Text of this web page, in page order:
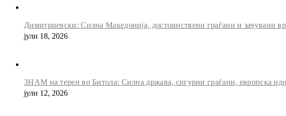
Димитриевски: Силна Македонија, достоинствени граѓани и зачувани
јули 18, 2026
ЗНАМ на терен во Битола: Силна држава, сигурни граѓани, европска
јули 12, 2026